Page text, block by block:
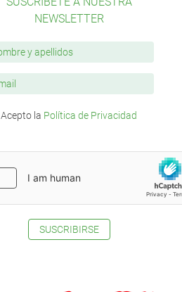
NEWSLETTER
Acepto la Política de Privacidad
SUSCRIBIRSE